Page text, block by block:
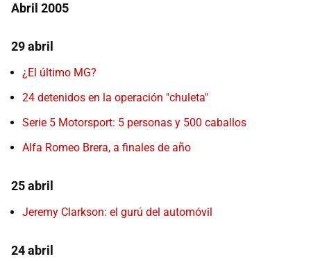
Abril 2005
29 abril
¿El último MG?
24 detenidos en la operación "chuleta"
Serie 5 Motorsport: 5 personas y 500 caballos
Alfa Romeo Brera, a finales de año
25 abril
Jeremy Clarkson: el gurú del automóvil
24 abril